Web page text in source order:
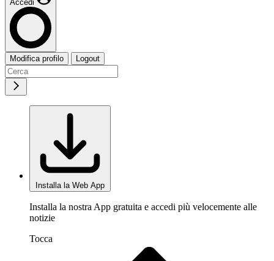
Accedi
Modifica profilo Logout
Installa la Web App
Installa la nostra App gratuita e accedi più velocemente alle
notizie
Tocca